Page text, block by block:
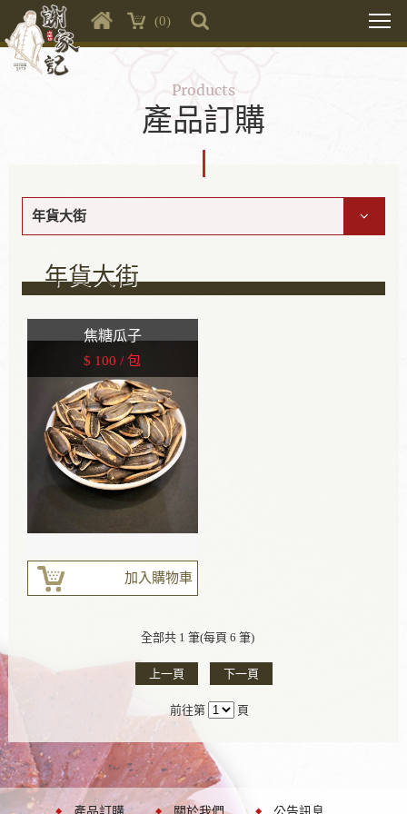
(0)
Products
產品訂購
年貨大街
年貨大街
焦糖瓜子
$ 100 / 包
加入購物車
全部共 1 筆(每頁 6 筆)
上一頁 下一頁
前往第 頁